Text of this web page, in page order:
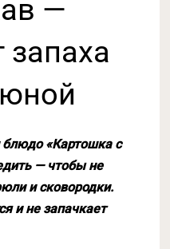
—
блюдо «Картошка с
— чтобы не
и сковородки.
и не запачкает